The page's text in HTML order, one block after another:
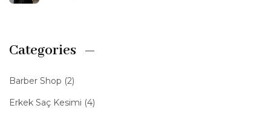
Categories
Barber Shop (2)
Erkek Saç Kesimi (4)